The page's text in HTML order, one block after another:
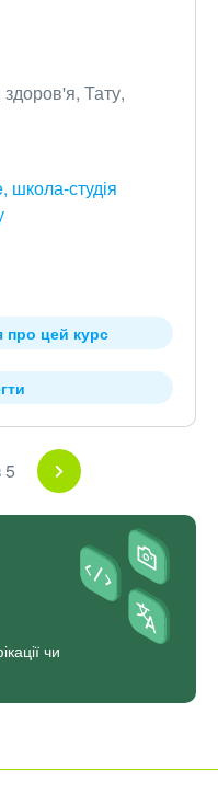
здоров'я, Тату,
школа-студія
про цей курс
5
чи